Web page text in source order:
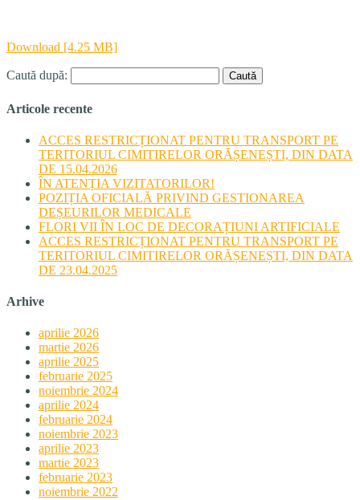
Download [4.25 MB]
Caută după:
Articole recente
ACCES RESTRICȚIONAT PENTRU TRANSPORT PE
TERITORIUL CIMITIRELOR ORĂȘENEȘTI, DIN DATA
DE 15.04.2026
ÎN ATENȚIA VIZITATORILOR!
POZIȚIA OFICIALĂ PRIVIND GESTIONAREA
DEȘEURILOR MEDICALE
FLORI VII ÎN LOC DE DECORAȚIUNI ARTIFICIALE
ACCES RESTRICȚIONAT PENTRU TRANSPORT PE
TERITORIUL CIMITIRELOR ORĂȘENEȘTI, DIN DATA
DE 23.04.2025
Arhive
aprilie 2026
martie 2026
aprilie 2025
februarie 2025
noiembrie 2024
aprilie 2024
februarie 2024
noiembrie 2023
aprilie 2023
martie 2023
februarie 2023
noiembrie 2022